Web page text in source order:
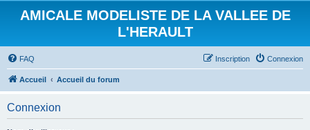
AMICALE MODELISTE DE LA VALLEE DE
L'HERAULT
FAQ Connexion
Inscription
Accueil Accueil du forum
Connexion